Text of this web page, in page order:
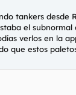
tankers desde
el subnormal
verlos en la
que estos